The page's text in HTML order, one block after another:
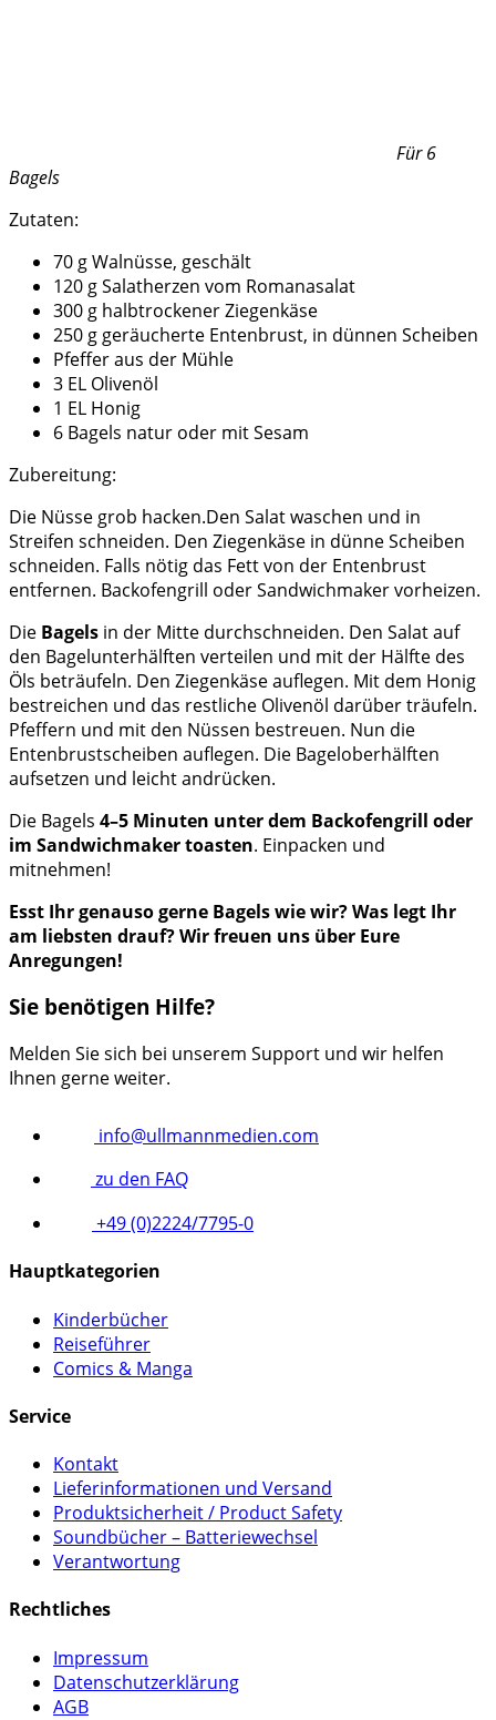
Für 6
Bagels
Zutaten:
70 g Walnüsse, geschält
120 g Salatherzen vom Romanasalat
300 g halbtrockener Ziegenkäse
250 g geräucherte Entenbrust, in dünnen Scheiben
Pfeffer aus der Mühle
3 EL Olivenöl
1 EL Honig
6 Bagels natur oder mit Sesam
Zubereitung:
Die Nüsse grob hacken.Den Salat waschen und in
Streifen schneiden. Den Ziegenkäse in dünne Scheiben
schneiden. Falls nötig das Fett von der Entenbrust
entfernen. Backofengrill oder Sandwichmaker vorheizen.
Die Bagels in der Mitte durchschneiden. Den Salat auf
den Bagelunterhälften verteilen und mit der Hälfte des
Öls beträufeln. Den Ziegenkäse auflegen. Mit dem Honig
bestreichen und das restliche Olivenöl darüber träufeln.
Pfeffern und mit den Nüssen bestreuen. Nun die
Entenbrustscheiben auflegen. Die Bageloberhälften
aufsetzen und leicht andrücken.
Die Bagels 4–5 Minuten unter dem Backofengrill oder
im Sandwichmaker toasten. Einpacken und
mitnehmen!
Esst Ihr genauso gerne Bagels wie wir? Was legt Ihr
am liebsten drauf? Wir freuen uns über Eure
Anregungen!
Sie benötigen Hilfe?
Melden Sie sich bei unserem Support und wir helfen
Ihnen gerne weiter.
info@ullmannmedien.com
zu den FAQ
+49 (0)2224/7795-0
Hauptkategorien
Kinderbücher
Reiseführer
Comics & Manga
Service
Kontakt
Lieferinformationen und Versand
Produktsicherheit / Product Safety
Soundbücher – Batteriewechsel
Verantwortung
Rechtliches
Impressum
Datenschutzerklärung
AGB